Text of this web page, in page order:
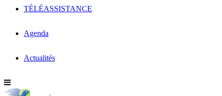
TÉLÉASSISTANCE
Agenda
Actualités